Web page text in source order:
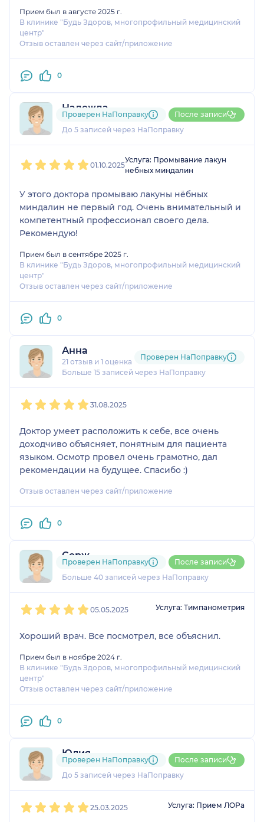
Прием был в августе 2025 г.
В клинике "Будь Здоров, многопрофильный медицинский
центр"
Отзыв оставлен через сайт/приложение
0
Надежда
4 отзыва
До 5 записей через НаПоправку
Проверен НаПоправку После записи
01.10.2025
Услуга: Промывание лакун
небных миндалин
У этого доктора промываю лакуны нёбных
миндалин не первый год. Очень внимательный и
компетентный профессионал своего дела.
Рекомендую!
Прием был в сентябре 2025 г.
В клинике "Будь Здоров, многопрофильный медицинский
центр"
Отзыв оставлен через сайт/приложение
0
Анна
21 отзыв и 1 оценка
Больше 15 записей через НаПоправку
Проверен НаПоправку
31.08.2025
Доктор умеет расположить к себе, все очень
доходчиво объясняет, понятным для пациента
языком. Осмотр провел очень грамотно, дал
рекомендации на будущее. Спасибо :)
Отзыв оставлен через сайт/приложение
0
Серж
7 отзывов
Больше 40 записей через НаПоправку
Проверен НаПоправку После записи
05.05.2025 Услуга: Тимпанометрия
Хороший врач. Все посмотрел, все объяснил.
Прием был в ноябре 2024 г.
В клинике "Будь Здоров, многопрофильный медицинский
центр"
Отзыв оставлен через сайт/приложение
0
Юлия
1 отзыв
До 5 записей через НаПоправку
Проверен НаПоправку После записи
25.03.2025 Услуга: Прием ЛОРа